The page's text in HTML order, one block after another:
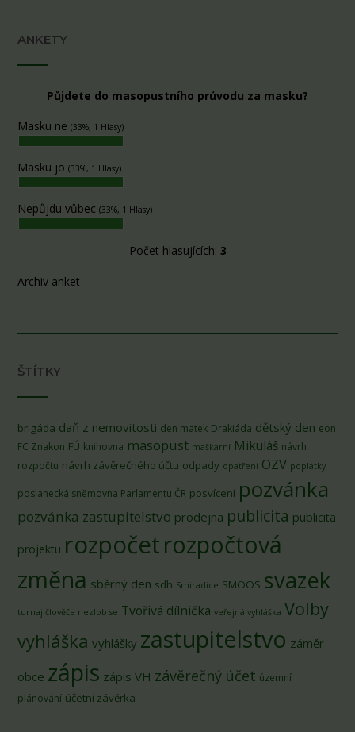
ANKETY
Půjdete do masopustního průvodu za masku?
Masku ne (33%, 1 Hlasy)
Masku jo (33%, 1 Hlasy)
Nepůjdu vůbec (33%, 1 Hlasy)
Počet hlasujících: 3
Archiv anket
ŠTÍTKY
brigáda daň z nemovitosti den matek Drakiáda dětský den eon
FC Znakon FÚ knihovna masopust maškarní Mikuláš návrh
rozpočtu návrh závěrečného účtu odpady opatření OZV poplatky
poslanecká sněmovna Parlamentu ČR posvícení pozvánka
pozvánka zastupitelstvo prodejna publicita publicita
projektu rozpočetrozpočtová
změna sběrný den sdh Smiradice SMOOS svazek
turnaj člověče nezlob se Tvořivá dílnička veřejná vyhláška Volby
vyhláška vyhlášky zastupitelstvo záměr
obce zápis zápis VH závěrečný účet územní
plánování účetní závěrka